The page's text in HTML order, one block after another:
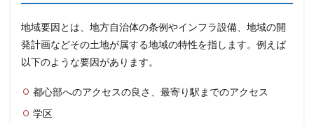
地域要因とは、地方自治体の条例やインフラ設備、地域の開
発計画などその土地が属する地域の特性を指します。例えば
以下のような要因があります。
都心部へのアクセスの良さ、最寄り駅までのアクセス
学区